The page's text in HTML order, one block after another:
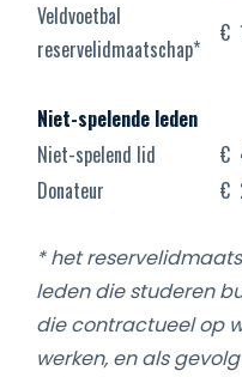
Veldvoetbal
reservelidmaatschap*
€
Niet-spelende leden
Niet-spelend lid
€
Donateur
€
* het
leden die studeren
die contractueel op
werken, en als